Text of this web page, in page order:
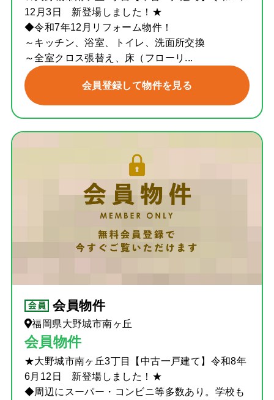
12月3日 新登場しました！★
◆令和7年12月リフォーム物件！
～キッチン、浴室、トイレ、洗面所交換
～全室クロス張替え、床（フローリ...
会員登録して物件を見る
会員物件
福岡県大野城市南ヶ丘
会員物件
★大野城市南ヶ丘3丁目【中古一戸建て】令和8年
6月12日 新登場しました！★
◆周辺にスーパー・コンビニ等多数あり。学校も